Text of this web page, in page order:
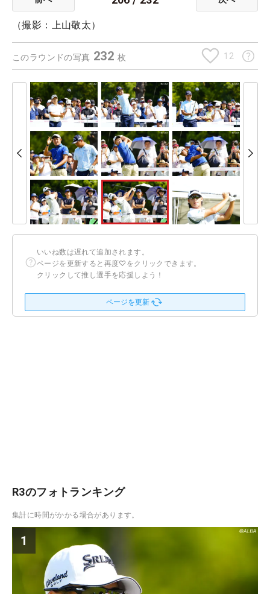
（撮影：上山敬太）
このラウンドの写真 232 枚 12
いいね数は遅れて追加されます。
ページを更新すると再度♡をクリックできます。
クリックして推し選手を応援しよう！
ページを更新
R3のフォトランキング
集計に時間がかかる場合があります。
1